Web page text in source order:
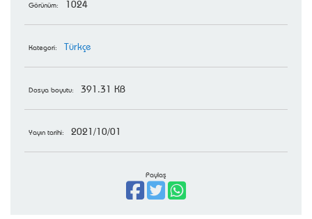
Görünüm: 1024
Kategori: Türkçe
Dosya boyutu: 391.31 KB
Yayın tarihi: 2021/10/01
Paylaş